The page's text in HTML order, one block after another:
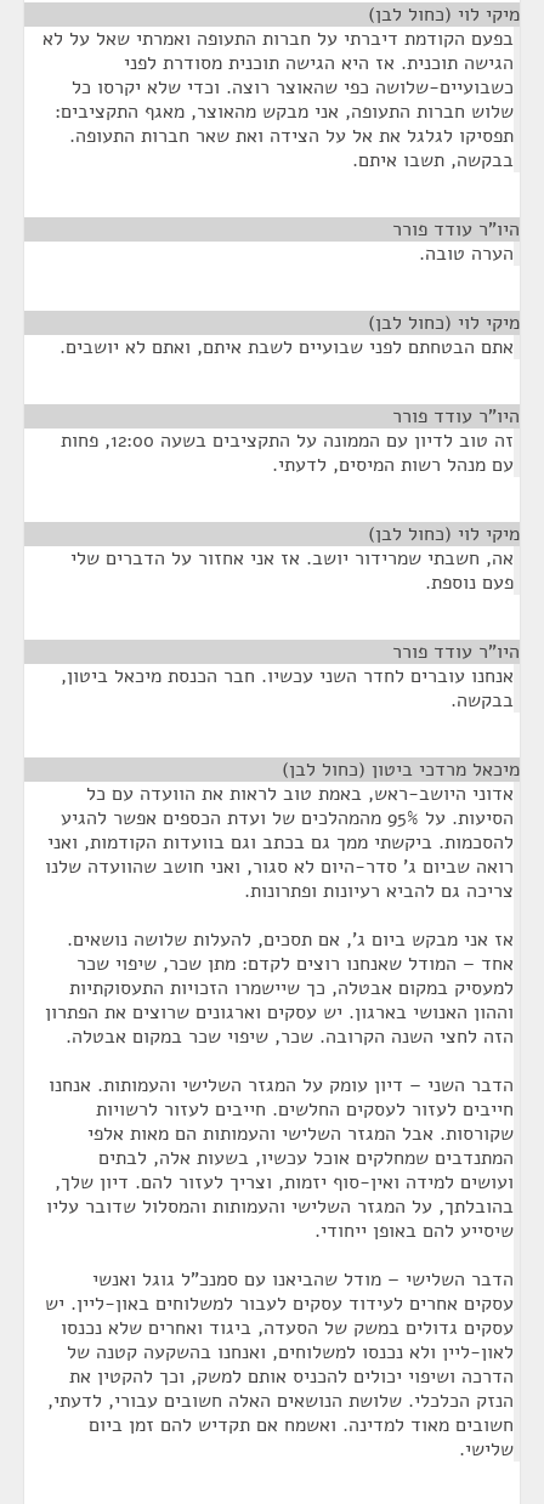
מיקי לוי (כחול לבן)
בפעם הקודמת דיברתי על חברות התעופה ואמרתי שאל על לא
הגישה תוכנית. אז היא הגישה תוכנית מסודרת לפני
כשבועיים-שלושה כפי שהאוצר רוצה. וכדי שלא יקרסו כל
שלוש חברות התעופה, אני מבקש מהאוצר, מאגף התקציבים:
תפסיקו לגלגל את אל על הצידה ואת שאר חברות התעופה.
בבקשה, תשבו איתם.
היו"ר עודד פורר
הערה טובה.
מיקי לוי (כחול לבן)
אתם הבטחתם לפני שבועיים לשבת איתם, ואתם לא יושבים.
היו"ר עודד פורר
זה טוב לדיון עם הממונה על התקציבים בשעה 12:00, פחות
עם מנהל רשות המיסים, לדעתי.
מיקי לוי (כחול לבן)
אה, חשבתי שמרידור יושב. אז אני אחזור על הדברים שלי
פעם נוספת.
היו"ר עודד פורר
אנחנו עוברים לחדר השני עכשיו. חבר הכנסת מיכאל ביטון,
בבקשה.
מיכאל מרדכי ביטון (כחול לבן)
אדוני היושב-ראש, באמת טוב לראות את הוועדה עם כל
הסיעות. על 95% מהמהלכים של ועדת הכספים אפשר להגיע
להסכמות. ביקשתי ממך גם בכתב וגם בוועדות הקודמות, ואני
רואה שביום ג' סדר-היום לא סגור, ואני חושב שהוועדה שלנו
צריכה גם להביא רעיונות ופתרונות.
אז אני מבקש ביום ג', אם תסכים, להעלות שלושה נושאים.
אחד – המודל שאנחנו רוצים לקדם: מתן שכר, שיפוי שכר
למעסיק במקום אבטלה, כך שיישמרו הזכויות התעסוקתיות
וההון האנושי בארגון. יש עסקים וארגונים שרוצים את הפתרון
הזה לחצי השנה הקרובה. שכר, שיפוי שכר במקום אבטלה.
הדבר השני – דיון עומק על המגזר השלישי והעמותות. אנחנו
חייבים לעזור לעסקים החלשים. חייבים לעזור לרשויות
שקורסות. אבל המגזר השלישי והעמותות הם מאות אלפי
המתנדבים שמחלקים אוכל עכשיו, בשעות אלה, לבתים
ועושים למידה ואין-סוף יזמות, וצריך לעזור להם. דיון שלך,
בהובלתך, על המגזר השלישי והעמותות והמסלול שדובר עליו
שיסייע להם באופן ייחודי.
הדבר השלישי – מודל שהביאנו עם סמנכ"ל גוגל ואנשי
עסקים אחרים לעידוד עסקים לעבור למשלוחים באון-ליין. יש
עסקים גדולים במשק של הסעדה, ביגוד ואחרים שלא נכנסו
לאון-ליין ולא נכנסו למשלוחים, ואנחנו בהשקעה קטנה של
הדרכה ושיפוי יכולים להכניס אותם למשק, וכך להקטין את
הנזק הכלכלי. שלושת הנושאים האלה חשובים עבורי, לדעתי,
חשובים מאוד למדינה. ואשמח אם תקדיש להם זמן ביום
שלישי.